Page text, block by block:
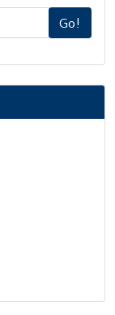
Go!